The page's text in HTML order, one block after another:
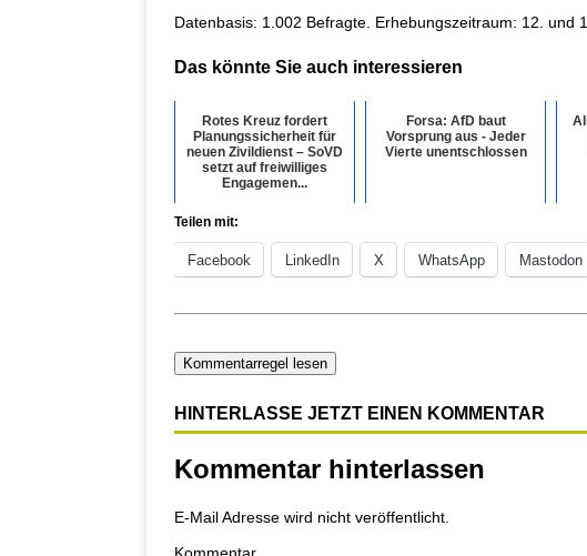
Datenbasis: 1.002 Befragte. Erhebungszeitraum: 12. und
Das könnte Sie auch interessieren
Rotes Kreuz fordert
Planungssicherheit für
neuen Zivildienst – SoVD
setzt auf freiwilliges
Engagemen...
Forsa: AfD baut
Vorsprung aus - Jeder
Vierte unentschlossen
Teilen mit:
Facebook LinkedIn X WhatsApp Mastodon
Kommentarregel lesen
HINTERLASSE JETZT EINEN KOMMENTAR
Kommentar hinterlassen
E-Mail Adresse wird nicht veröffentlicht.